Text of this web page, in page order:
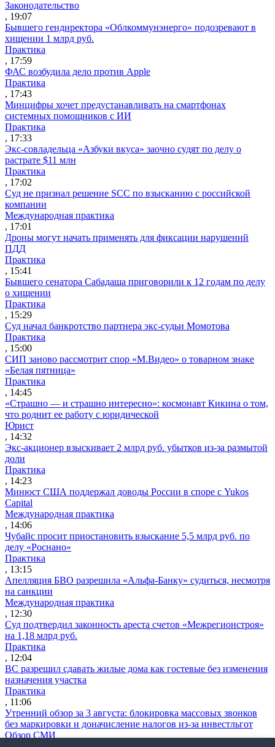
Законодательство
, 19:07
Бывшего гендиректора «Облкоммунэнерго» подозревают в
хищении 1 млрд руб.
Практика
, 17:59
ФАС возбудила дело против Apple
Практика
, 17:43
Минцифры хочет предустанавливать на смартфонах
системных помощников с ИИ
Практика
, 17:33
Экс-совладельца «Азбуки вкуса» заочно судят по делу о
растрате $11 млн
Практика
, 17:02
Суд не признал решение SCC по взысканию с российской
компании
Международная практика
, 17:01
Дроны могут начать применять для фиксации нарушений
ПДД
Практика
, 15:41
Бывшего сенатора Сабадаша приговорили к 12 годам по делу
о хищении
Практика
, 15:29
Суд начал банкротство партнера экс-судьи Момотова
Практика
, 15:00
СИП заново рассмотрит спор «М.Видео» о товарном знаке
«Белая пятница»
Практика
, 14:45
«Страшно — и страшно интересно»: космонавт Кикина о том,
что роднит ее работу с юридической
Юрист
, 14:32
Экс-акционер взыскивает 2 млрд руб. убытков из-за размытой
доли
Практика
, 14:23
Минюст США поддержал доводы России в споре с Yukos
Capital
Международная практика
, 14:06
Чубайс просит приостановить взыскание 5,5 млрд руб. по
делу «Роснано»
Практика
, 13:15
Апелляция БВО разрешила «Альфа-Банку» судиться, несмотря
на санкции
Международная практика
, 12:30
Суд подтвердил законность ареста счетов «Межрегионстроя»
на 1,18 млрд руб.
Практика
, 12:04
ВС разрешил сдавать жилые дома как гостевые без изменения
назначения участка
Практика
, 11:06
Утренний обзор за 3 августа: блокировка массовых звонков
без маркировки и доначисление налогов из-за инвестльгот
Обзор СМИ